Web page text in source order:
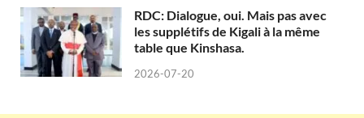
RDC: Dialogue, oui. Mais pas avec
les supplétifs de Kigali à la même
table que Kinshasa.
2026-07-20